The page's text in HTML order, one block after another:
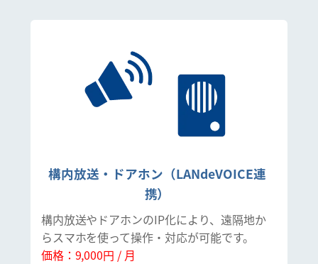
構内放送・ドアホン（LANdeVOICE連
携）
構内放送やドアホンのIP化により、遠隔地か
らスマホを使って操作・対応が可能です。
価格：9,000円 / 月